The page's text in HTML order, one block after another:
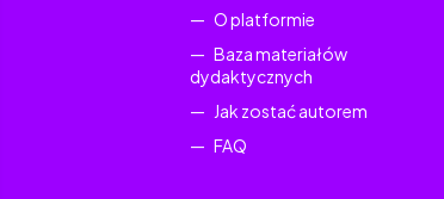
O platformie
Baza materiałów
dydaktycznych
Jak zostać autorem
FAQ